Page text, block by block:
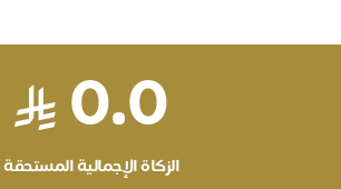
0.0
الزكاة الإجمالية المستحقة